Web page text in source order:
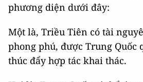
phương diện dưới đây:
Một là, Triều Tiên có tài
phong phú, được Trung Quốc
thúc đẩy hợp tác khai thác.